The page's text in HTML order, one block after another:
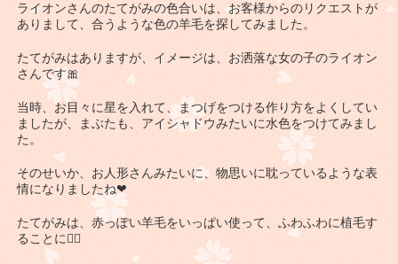
ライオンさんのたてがみの色合いは、お客様からのリクエストが
ありまして、合うような色の羊毛を探してみました。
たてがみはありますが、イメージは、お洒落な女の子のライオン
さんです🎀
当時、お目々に星を入れて、まつげをつける作り方をよくしてい
ましたが、まぶたも、アイシャドウみたいに水色をつけてみまし
た。
そのせいか、お人形さんみたいに、物思いに耽っているような表
情になりましたね❤
たてがみは、赤っぽい羊毛をいっぱい使って、ふわふわに植毛す
ることに👌🏽